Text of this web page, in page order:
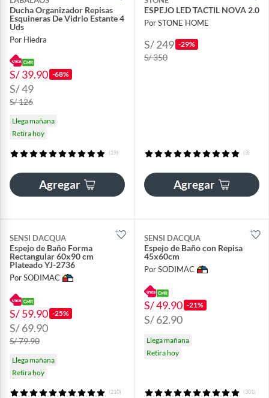
Ducha Organizador Repisas
Esquineras De Vidrio Estante 4
Uds
Por Hiedra
S/ 39.90 -68%
S/ 49
S/ 126
Llega mañana
Retira hoy
(19)
Agregar
ESPEJO LED TACTIL NOVA 2.0
Por STONE HOME
S/ 249 -29%
S/ 350
(3)
Agregar
SENSI DACQUA
Espejo de Baño Forma
Rectangular 60x90 cm
Plateado YJ-2736
Por SODIMAC
S/ 59.90 -25%
S/ 69.90
S/ 79.90
Llega mañana
Retira hoy
(210)
SENSI DACQUA
Espejo de Baño con Repisa
45x60cm
Por SODIMAC
S/ 49.90 -21%
S/ 62.90
Llega mañana
Retira hoy
(301)